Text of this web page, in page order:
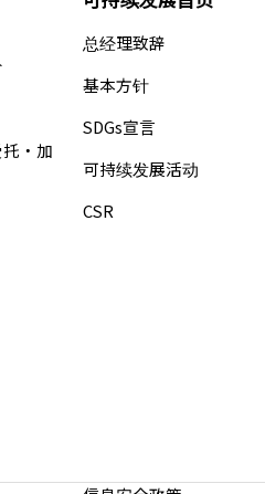
・加
总经理致辞
基本方针
SDGs宣言
可持续发展活动
CSR